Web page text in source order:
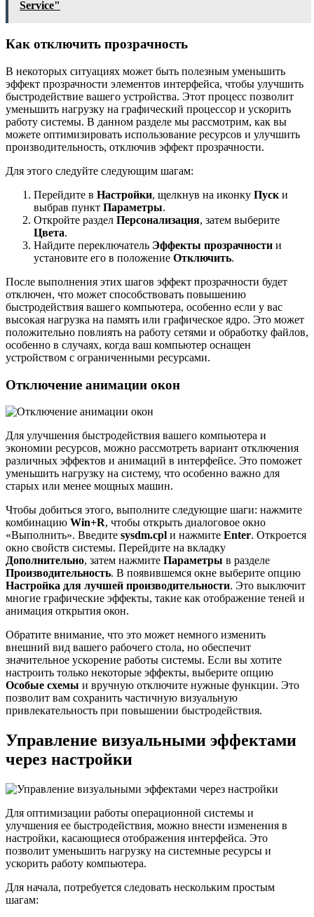
Service"
Как отключить прозрачность
В некоторых ситуациях может быть полезным уменьшить
эффект прозрачности элементов интерфейса, чтобы улучшить
быстродействие вашего устройства. Этот процесс позволит
уменьшить нагрузку на графический процессор и ускорить
работу системы. В данном разделе мы рассмотрим, как вы
можете оптимизировать использование ресурсов и улучшить
производительность, отключив эффект прозрачности.
Для этого следуйте следующим шагам:
Перейдите в Настройки, щелкнув на иконку Пуск и
выбрав пункт Параметры.
Откройте раздел Персонализация, затем выберите
Цвета.
Найдите переключатель Эффекты прозрачности и
установите его в положение Отключить.
После выполнения этих шагов эффект прозрачности будет
отключен, что может способствовать повышению
быстродействия вашего компьютера, особенно если у вас
высокая нагрузка на память или графическое ядро. Это может
положительно повлиять на работу сетями и обработку файлов,
особенно в случаях, когда ваш компьютер оснащен
устройством с ограниченными ресурсами.
Отключение анимации окон
Для улучшения быстродействия вашего компьютера и
экономии ресурсов, можно рассмотреть вариант отключения
различных эффектов и анимаций в интерфейсе. Это поможет
уменьшить нагрузку на систему, что особенно важно для
старых или менее мощных машин.
Чтобы добиться этого, выполните следующие шаги: нажмите
комбинацию Win+R, чтобы открыть диалоговое окно
«Выполнить». Введите sysdm.cpl и нажмите Enter. Откроется
окно свойств системы. Перейдите на вкладку
Дополнительно, затем нажмите Параметры в разделе
Производительность. В появившемся окне выберите опцию
Настройка для лучшей производительности. Это выключит
многие графические эффекты, такие как отображение теней и
анимация открытия окон.
Обратите внимание, что это может немного изменить
внешний вид вашего рабочего стола, но обеспечит
значительное ускорение работы системы. Если вы хотите
настроить только некоторые эффекты, выберите опцию
Особые схемы и вручную отключите нужные функции. Это
позволит вам сохранить частичную визуальную
привлекательность при повышении быстродействия.
Управление визуальными эффектами
через настройки
Для оптимизации работы операционной системы и
улучшения ее быстродействия, можно внести изменения в
настройки, касающиеся отображения интерфейса. Это
позволит уменьшить нагрузку на системные ресурсы и
ускорить работу компьютера.
Для начала, потребуется следовать нескольким простым
шагам: